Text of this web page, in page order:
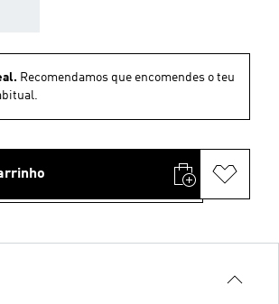
Recomendamos que encomendes o teu